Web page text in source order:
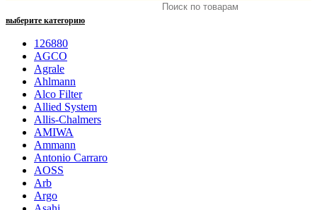
выберите категорию
126880
AGCO
Agrale
Ahlmann
Alco Filter
Allied System
Allis-Chalmers
AMIWA
Ammann
Antonio Carraro
AOSS
Arb
Argo